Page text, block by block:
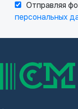
Отправляя
персональных